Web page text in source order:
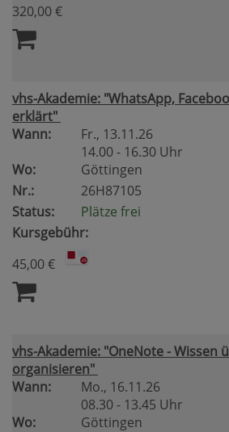
320,00 €
vhs-Akademie: "WhatsApp,
erklärt"
Wann:
Fr., 13.11.26
14.00 - 16.30 Uhr
Wo:
Göttingen
Nr.:
26H87105
Status:
Plätze frei
Kursgebühr:
45,00 €
vhs-Akademie: "OneNote - Wissen
organisieren"
Wann:
Mo., 16.11.26
08.30 - 13.45 Uhr
Wo:
Göttingen